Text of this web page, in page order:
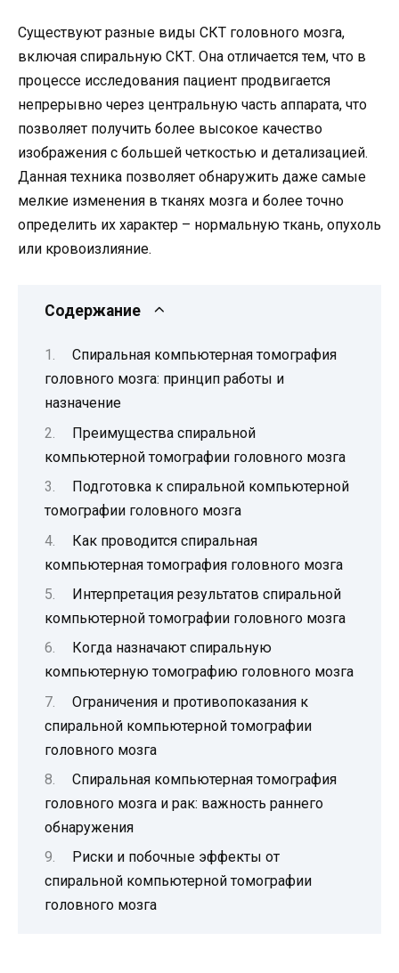
Существуют разные виды СКТ головного мозга,
включая спиральную СКТ. Она отличается тем, что в
процессе исследования пациент продвигается
непрерывно через центральную часть аппарата, что
позволяет получить более высокое качество
изображения с большей четкостью и детализацией.
Данная техника позволяет обнаружить даже самые
мелкие изменения в тканях мозга и более точно
определить их характер – нормальную ткань, опухоль
или кровоизлияние.
Содержание
Спиральная компьютерная томография
головного мозга: принцип работы и
назначение
Преимущества спиральной
компьютерной томографии головного мозга
Подготовка к спиральной компьютерной
томографии головного мозга
Как проводится спиральная
компьютерная томография головного мозга
Интерпретация результатов спиральной
компьютерной томографии головного мозга
Когда назначают спиральную
компьютерную томографию головного мозга
Ограничения и противопоказания к
спиральной компьютерной томографии
головного мозга
Спиральная компьютерная томография
головного мозга и рак: важность раннего
обнаружения
Риски и побочные эффекты от
спиральной компьютерной томографии
головного мозга